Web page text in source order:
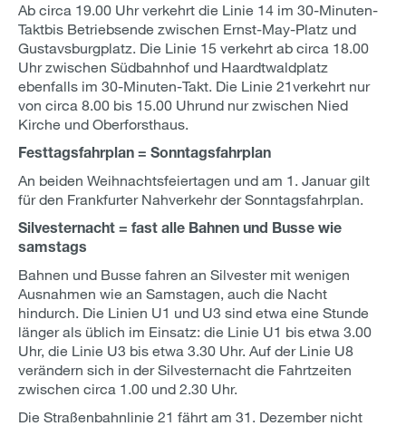
Ab circa 19.00 Uhr verkehrt die Linie 14 im 30-Minuten-
Taktbis Betriebsende zwischen Ernst-May-Platz und
Gustavsburgplatz. Die Linie 15 verkehrt ab circa 18.00
Uhr zwischen Südbahnhof und Haardtwaldplatz
ebenfalls im 30-Minuten-Takt. Die Linie 21verkehrt nur
von circa 8.00 bis 15.00 Uhrund nur zwischen Nied
Kirche und Oberforsthaus.
Festtagsfahrplan = Sonntagsfahrplan
An beiden Weihnachtsfeiertagen und am 1. Januar gilt
für den Frankfurter Nahverkehr der Sonntagsfahrplan.
Silvesternacht = fast alle Bahnen und Busse wie
samstags
Bahnen und Busse fahren an Silvester mit wenigen
Ausnahmen wie an Samstagen, auch die Nacht
hindurch. Die Linien U1 und U3 sind etwa eine Stunde
länger als üblich im Einsatz: die Linie U1 bis etwa 3.00
Uhr, die Linie U3 bis etwa 3.30 Uhr. Auf der Linie U8
verändern sich in der Silvesternacht die Fahrtzeiten
zwischen circa 1.00 und 2.30 Uhr.
Die Straßenbahnlinie 21 fährt am 31. Dezember nicht